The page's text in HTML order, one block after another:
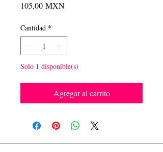
105,00 MXNPrecio
Cantidad *
Solo 1 disponible(s)
Agregar al carrito